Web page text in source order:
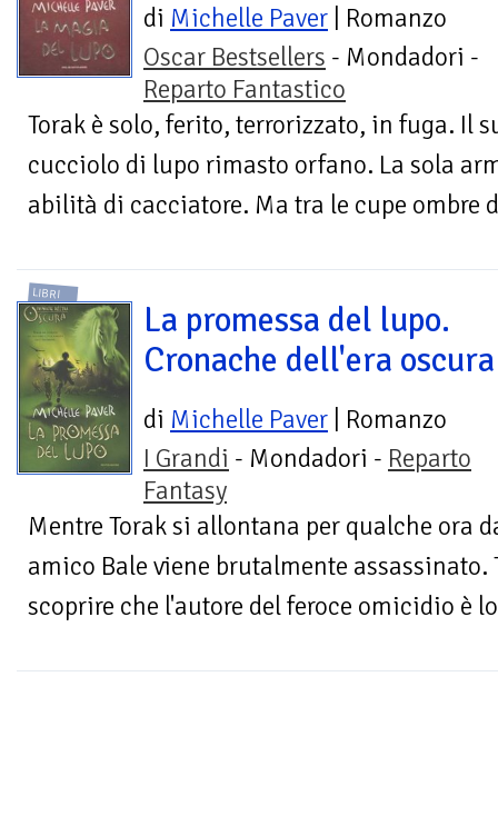
di Michelle Paver | Romanzo
Oscar Bestsellers - Mondadori -
Reparto Fantastico
Torak è solo, ferito, terrorizzato, in fuga. Il
cucciolo di lupo rimasto orfano. La sola
abilità di cacciatore. Ma tra le cupe ombre
LIBRI
La promessa del lupo.
Cronache dell'era oscura
di Michelle Paver | Romanzo
I Grandi - Mondadori - Reparto
Fantasy
Mentre Torak si allontana per qualche ora
amico Bale viene brutalmente
scoprire che l'autore del feroce omicidio è